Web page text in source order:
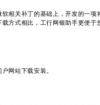
关补丁的基础上，开发的一项
方式相比，工行网银助手更便于
网站下载安装。